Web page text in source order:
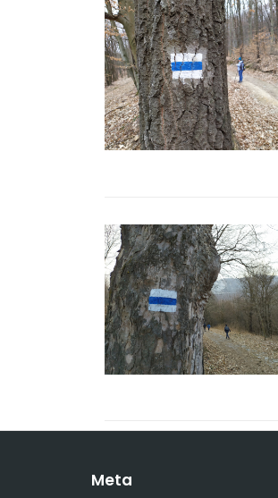
Meta